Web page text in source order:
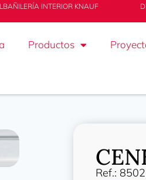
INTERIOR KNAUF
Productos
Ref.: